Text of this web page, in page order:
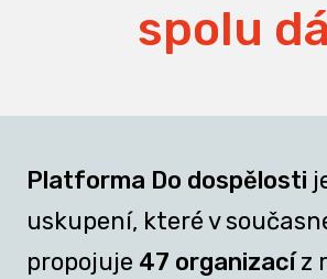
spolu
Platforma Do dospělosti
uskupení, které v
propojuje 47 organizacíz